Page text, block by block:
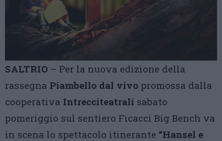
SALTRIO – Per la nuova edizione della
rassegna Piambello dal vivo promossa dalla
cooperativa Intrecciteatrali sabato
pomeriggio sul sentiero Ficacci Big Bench va
in scena lo spettacolo itinerante “Hansel e